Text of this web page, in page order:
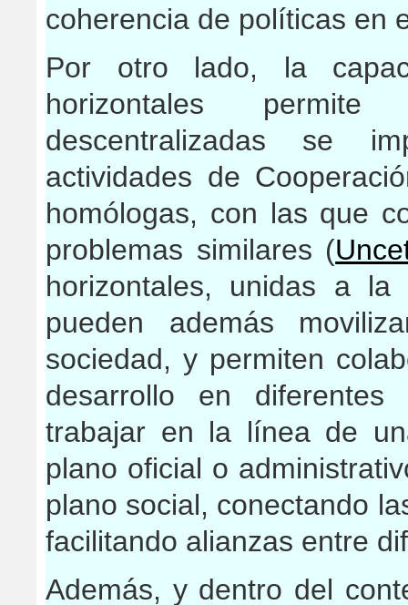
coherencia de políticas en
Por otro lado, la
horizontales
descentralizadas se
actividades de
homólogas, con las que
problemas similares (
horizontales, unidas a
pueden además
sociedad, y permiten
desarrollo en
trabajar en la línea de
plano oficial o
plano social, conectando
facilitando alianzas entre
Además, y dentro del